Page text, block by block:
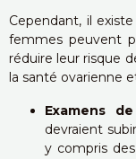
Cependant, il
femmes peuvent
réduire leur risque
la santé ovarienne
Examens
devraient
y compris